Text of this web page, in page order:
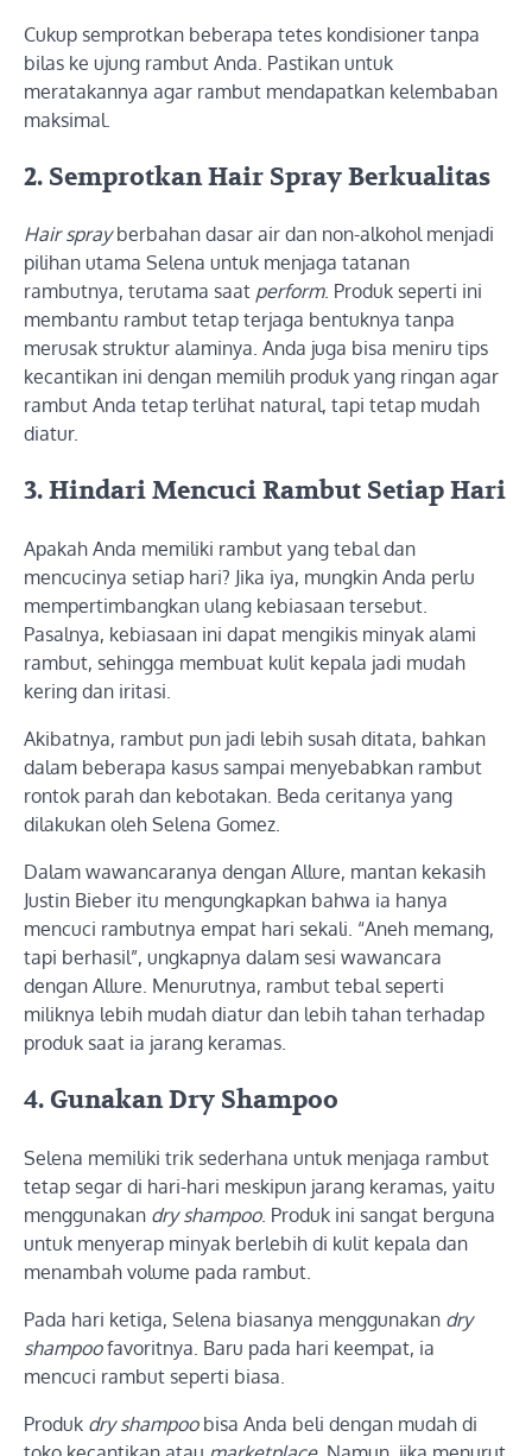
Cukup semprotkan beberapa tetes kondisioner tanpa
bilas ke ujung rambut Anda. Pastikan untuk
meratakannya agar rambut mendapatkan kelembaban
maksimal.
2. Semprotkan Hair Spray Berkualitas
Hair sprayberbahan dasar air dan non-alkohol menjadi
pilihan utama Selena untuk menjaga tatanan
rambutnya, terutama saat perform. Produk seperti ini
membantu rambut tetap terjaga bentuknya tanpa
merusak struktur alaminya. Anda juga bisa meniru tips
kecantikan ini dengan memilih produk yang ringan agar
rambut Anda tetap terlihat natural, tapi tetap mudah
diatur.
3. Hindari Mencuci Rambut Setiap Hari
Apakah Anda memiliki rambut yang tebal dan
mencucinya setiap hari? Jika iya, mungkin Anda perlu
mempertimbangkan ulang kebiasaan tersebut.
Pasalnya, kebiasaan ini dapat mengikis minyak alami
rambut, sehingga membuat kulit kepala jadi mudah
kering dan iritasi.
Akibatnya, rambut pun jadi lebih susah ditata, bahkan
dalam beberapa kasus sampai menyebabkan rambut
rontok parah dan kebotakan. Beda ceritanya yang
dilakukan oleh Selena Gomez.
Dalam wawancaranya dengan Allure, mantan kekasih
Justin Bieber itu mengungkapkan bahwa ia hanya
mencuci rambutnya empat hari sekali. “Aneh memang,
tapi berhasil”, ungkapnya dalam sesi wawancara
dengan Allure. Menurutnya, rambut tebal seperti
miliknya lebih mudah diatur dan lebih tahan terhadap
produk saat ia jarang keramas.
4. Gunakan Dry Shampoo
Selena memiliki trik sederhana untuk menjaga rambut
tetap segar di hari-hari meskipun jarang keramas, yaitu
menggunakan dry shampoo. Produk ini sangat berguna
untuk menyerap minyak berlebih di kulit kepala dan
menambah volume pada rambut.
Pada hari ketiga, Selena biasanya menggunakan dry
shampoofavoritnya. Baru pada hari keempat, ia
mencuci rambut seperti biasa.
Produk dry shampoobisa Anda beli dengan mudah di